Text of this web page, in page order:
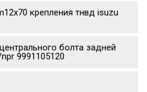
крепления тнвд isuzu
болта задней
9991105120